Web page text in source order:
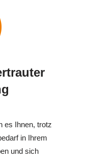
es Ihnen, trotz
in Ihrem
und sich